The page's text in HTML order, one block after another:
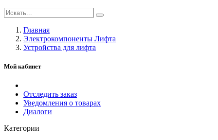
Главная
Электрокомпоненты Лифта
Устройства для лифта
Мой кабинет
Отследить заказ
Уведомления о товарах
Диалоги
Категории